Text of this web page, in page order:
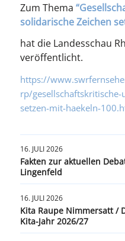
Zum Thema
solidarische Zeichen
hat die Landesschau
veröffentlicht.
https://
rp/
setzen-mit-haekeln-
16. JULI 2026
Fakten zur aktuellen
Lingenfeld
16. JULI 2026
Kita Raupe Nimmersatt /
Kita-Jahr 2026/27